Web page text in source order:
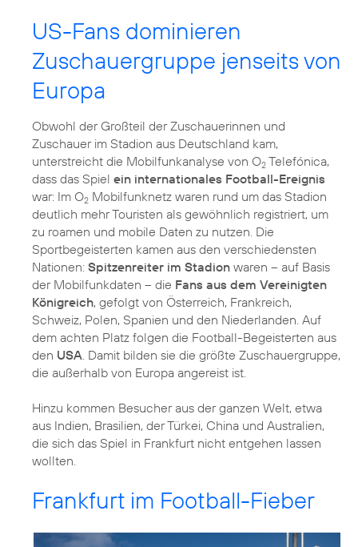
US-Fans dominieren
Zuschauergruppe jenseits von
Europa
Obwohl der Großteil der Zuschauerinnen und
Zuschauer im Stadion aus Deutschland kam,
unterstreicht die Mobilfunkanalyse von O2 Telefónica,
dass das Spiel ein internationales Football-Ereignis
war: Im O2 Mobilfunknetz waren rund um das Stadion
deutlich mehr Touristen als gewöhnlich registriert, um
zu roamen und mobile Daten zu nutzen. Die
Sportbegeisterten kamen aus den verschiedensten
Nationen: Spitzenreiter im Stadion waren – auf Basis
der Mobilfunkdaten – die Fans aus dem Vereinigten
Königreich, gefolgt von Österreich, Frankreich,
Schweiz, Polen, Spanien und den Niederlanden. Auf
dem achten Platz folgen die Football-Begeisterten aus
den USA . Damit bilden sie die größte Zuschauergruppe,
die außerhalb von Europa angereist ist.
Hinzu kommen Besucher aus der ganzen Welt, etwa
aus Indien, Brasilien, der Türkei, China und Australien,
die sich das Spiel in Frankfurt nicht entgehen lassen
wollten.
Frankfurt im Football-Fieber